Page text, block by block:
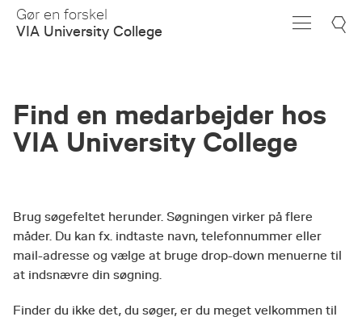
Skip
Main
Gør en forskel
VIA University College
Find en medarbejder hos
VIA University College
Brug søgefeltet herunder. Søgningen virker på flere
måder. Du kan fx. indtaste navn, telefonnummer eller
mail-adresse og vælge at bruge drop-down menuerne til
at indsnævre din søgning.
Finder du ikke det, du søger, er du meget velkommen til